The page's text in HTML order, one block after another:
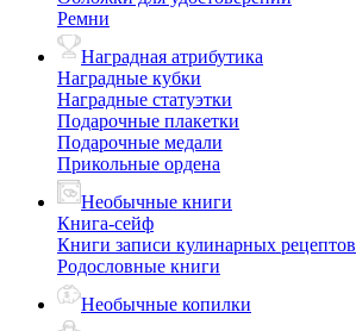
Ремни
Наградная атрибутика
Наградные кубки
Наградные статуэтки
Подарочные плакетки
Подарочные медали
Прикольные ордена
Необычные книги
Книга-сейф
Книги записи кулинарных рецептов
Родословные книги
Необычные копилки